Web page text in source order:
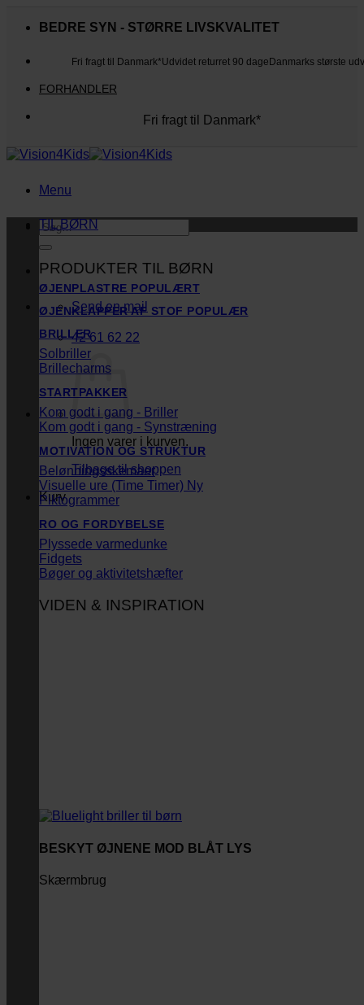
BEDRE SYN - STØRRE LIVSKVALITET
Fri fragt til Danmark*Udvidet returret 90 dage Danmarks største
FORHANDLER
Fri fragt til Danmark*
Menu
Søg
efter:
Send en mail
42 61 62 22
Ingen varer i kurven.
Tilbage til shoppen
Kurv
TIL BØRN
PRODUKTER TIL BØRN
ØJENPLASTRE
ØJENKLAPPER AF STOF
BRILLER
Solbriller
Brillecharms
STARTPAKKER
Kom godt i gang - Briller
Kom godt i gang - Synstræning
MOTIVATION OG STRUKTUR
Belønningsskemaer
Visuelle ure (Time Timer)
Piktogrammer
RO OG FORDYBELSE
Plyssede varmedunke
Fidgets
Bøger og aktivitetshæfter
VIDEN & INSPIRATION
BESKYT ØJNENE MOD BLÅT LYS
Skærmbrug